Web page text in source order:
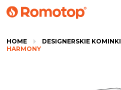
HOME
DESIGNERSKIE KOMINKI
HARMONY